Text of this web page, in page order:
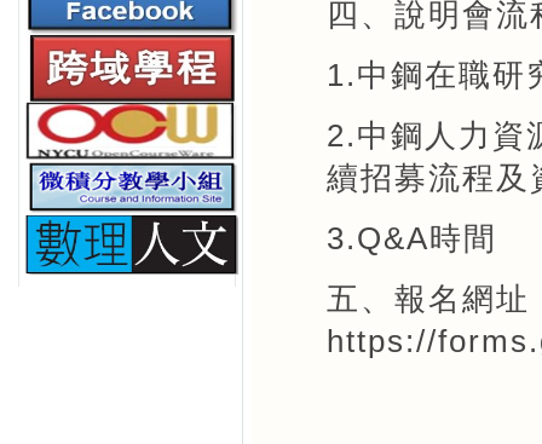
四、說明會流
1.中鋼在職研
2.中鋼人力資
續招募流程及
3.Q&A時間
五、報名網址
https://